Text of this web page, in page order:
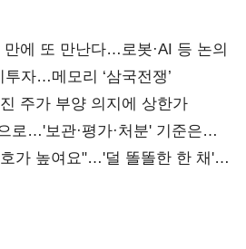
에 또 만난다…로봇·AI 등 논의
자…메모리 ‘삼국전쟁’
주가 부양 의지에 상한가
로…'보관·평가·처분' 기준은
가 높여요"…'덜 똘똘한 한 채'